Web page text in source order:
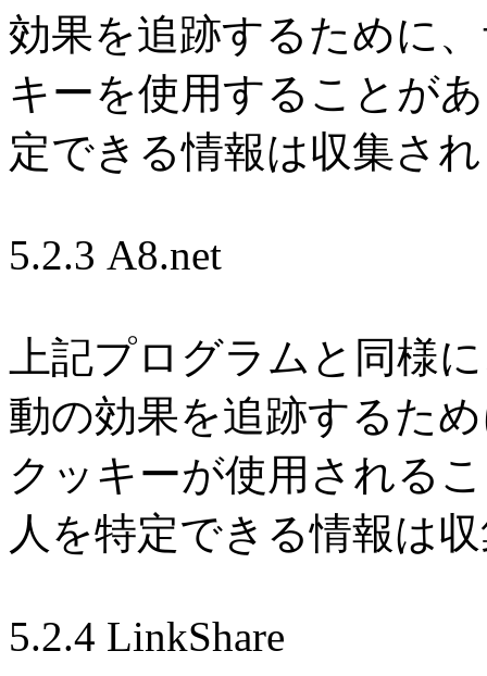
効果を追跡するために
キーを使用することが
定できる情報は収集さ
5.2.3 A8.net
上記プログラムと同様
動の効果を追跡するた
クッキーが使用される
人を特定できる情報は
5.2.4 LinkShare